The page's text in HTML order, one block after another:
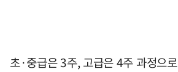
초·중급은 3주, 고급은 4주 과정으